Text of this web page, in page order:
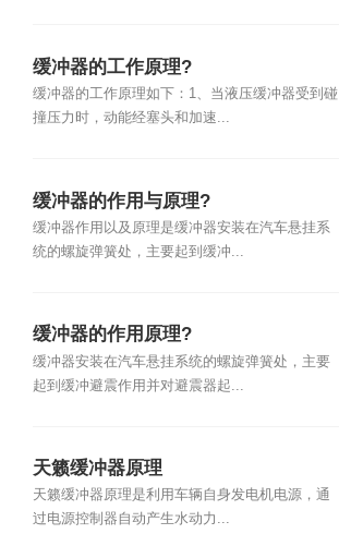
缓冲器的工作原理?
缓冲器的工作原理如下：1、当液压缓冲器受到碰
撞压力时，动能经塞头和加速...
缓冲器的作用与原理?
缓冲器作用以及原理是缓冲器安装在汽车悬挂系
统的螺旋弹簧处，主要起到缓冲...
缓冲器的作用原理?
缓冲器安装在汽车悬挂系统的螺旋弹簧处，主要
起到缓冲避震作用并对避震器起...
天籁缓冲器原理
天籁缓冲器原理是利用车辆自身发电机电源，通
过电源控制器自动产生水动力...